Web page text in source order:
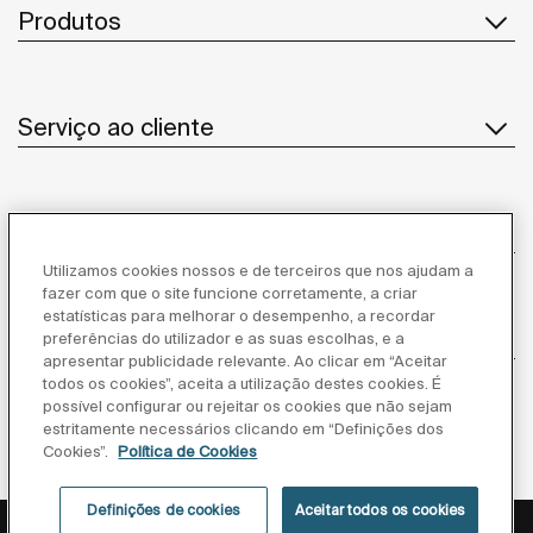
Produtos
Serviço ao cliente
Inspiração
Siga-nos
Política de privacidade
Utilizamos cookies nossos e de terceiros que nos ajudam a
fazer com que o site funcione corretamente, a criar
estatísticas para melhorar o desempenho, a recordar
preferências do utilizador e as suas escolhas, e a
apresentar publicidade relevante. Ao clicar em “Aceitar
todos os cookies”, aceita a utilização destes cookies. É
possível configurar ou rejeitar os cookies que não sejam
estritamente necessários clicando em “Definições dos
Cookies”.
Política de Cookies
Definições de cookies Aceitar todos os cookies